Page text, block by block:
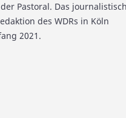
Pastoral. Das
des WDRs in Köln
2021.